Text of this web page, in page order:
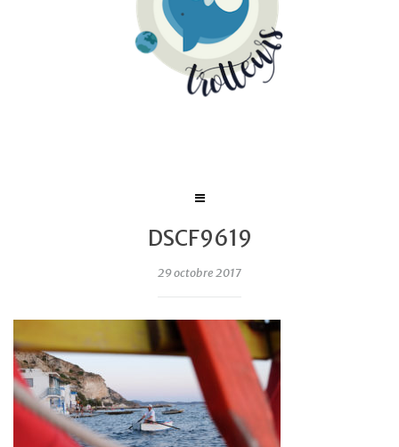
DSCF9619
29 octobre 2017